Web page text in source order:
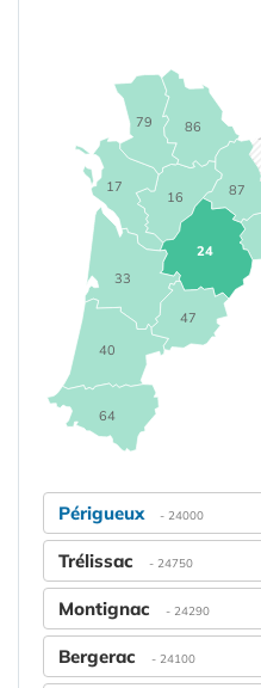
16
17
24
33
40
47
64
79 86
87
Périgueux - 24000
Trélissac - 24750
Montignac - 24290
Bergerac - 24100